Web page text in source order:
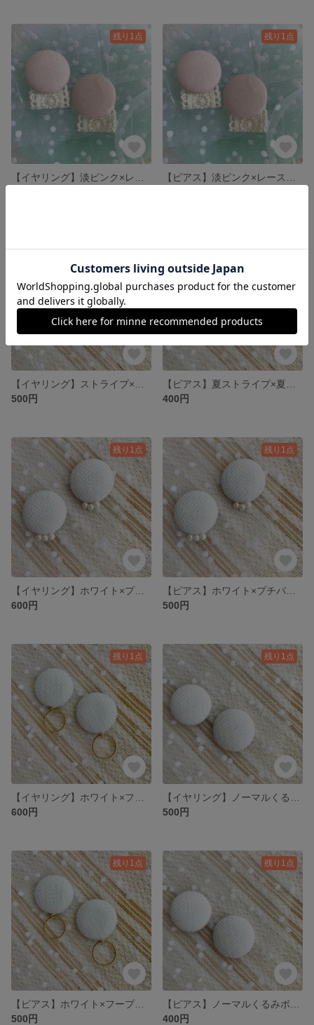
残り1点 残り1点
500円
400円
残り1点
【イヤリング】ホワイト×プチパールくるみボタンイヤリング
600円
残り1点
500円
残り1点
600円
残り1点
500円
残り1点
【ピアス】ホワイト×フープくるみボタンピアス
500円
残り1点
400円